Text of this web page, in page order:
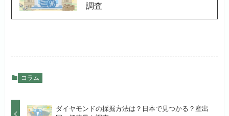
調査
コラム
ダイヤモンドの採掘方法は？日本で見つかる？産出